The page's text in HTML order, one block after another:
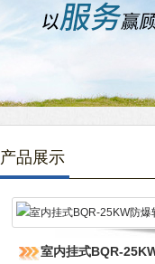
产品展示
室内挂式BQR-